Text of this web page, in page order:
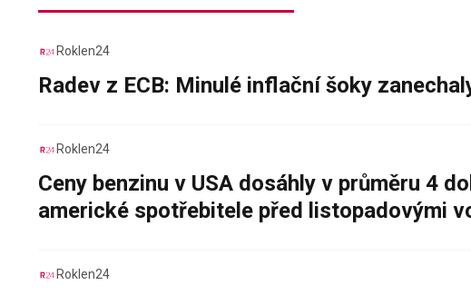
Roklen24
Radev z ECB: Minulé inflační šoky
Roklen24
Ceny benzinu v USA dosáhly v průměru 4
americké spotřebitele před listopadovými
Roklen24